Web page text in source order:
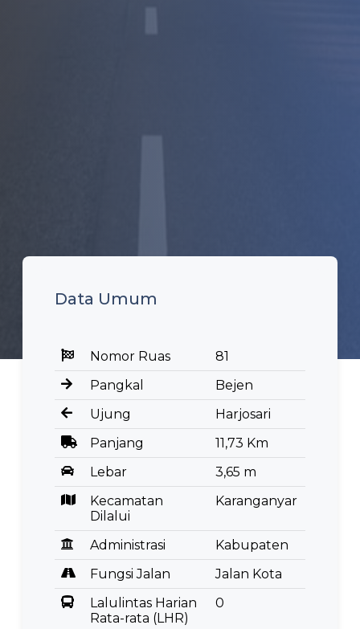
Data Umum
Nomor Ruas
81
Pangkal
Bejen
Ujung
Harjosari
Panjang
11,73 Km
Lebar
3,65 m
Kecamatan
Dilalui
Karanganyar
Administrasi
Kabupaten
Fungsi Jalan
Jalan Kota
Lalulintas Harian
Rata-rata (LHR)
0